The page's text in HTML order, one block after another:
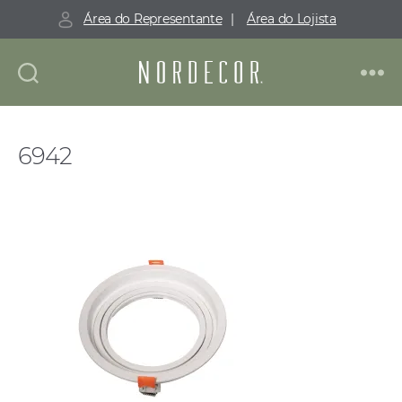
Área do Representante | Área do Lojista
Nordecor
6942